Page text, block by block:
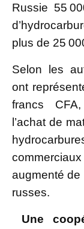
Russie 55
plus de 25
Selon les
ont
francs
l’achat de
augmenté de
russes.
Une